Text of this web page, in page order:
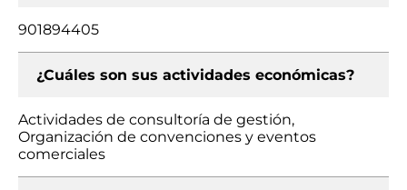
901894405
¿Cuáles son sus actividades económicas?
Actividades de consultoría de gestión,
Organización de convenciones y eventos
comerciales